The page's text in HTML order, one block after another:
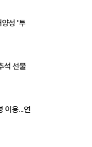
양성 '투
석 선물
이용...연